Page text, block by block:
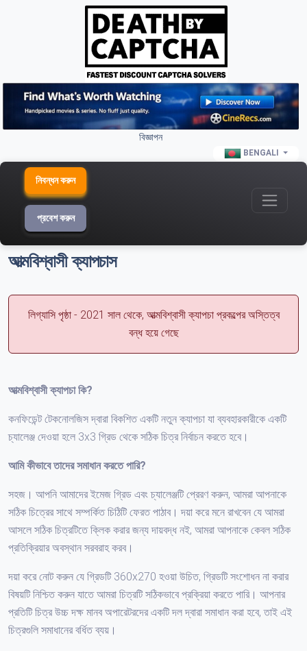
বিজ্ঞাপন
BENGALI
নিবন্ধন করুন
প্রবেশ করুন
আত্মবিশ্বাসী ক্যাপচাস
লিগ্যাসি পৃষ্ঠা - 2021 সাল থেকে, আত্মবিশ্বাসী ক্যাপচা প্রকল্পের অস্তিত্ব
বন্ধ হয়ে গেছে
আত্মবিশ্বাসী ক্যাপচা কি?
কনফিডেন্ট টেকনোলজিস দ্বারা বিকশিত একটি নতুন ক্যাপচা যা ব্যবহারকারীকে একটি
চ্যালেঞ্জ দেওয়া হলে 3x3 গ্রিড থেকে সঠিক চিত্র নির্বাচন করতে হবে।
আমি কীভাবে তাদের সমাধান করতে পারি?
সহজ। আপনি আমাদের ইমেজ গ্রিড এবং চ্যালেঞ্জটি প্রেরণ করুন, আমরা আপনাকে
সঠিক চিত্রের সাথে সম্পর্কিত চিঠিটি ফেরত পাঠাব। দয়া করে মনে রাখবেন যে আমরা
আসলে সঠিক চিত্রটিতে ক্লিক করার জন্য দায়বদ্ধ নই, আমরা আপনাকে কেবল সঠিক
প্রতিক্রিয়ার অবস্থান সরবরাহ করব।
দয়া করে নোট করুন যে গ্রিডটি 360x270 হওয়া উচিত, গ্রিডটি সংশোধন না করার
বিষয়টি নিশ্চিত করুন যাতে আমরা চিত্রটি সঠিকভাবে প্রক্রিয়া করতে পারি। আপনার
প্রতিটি চিত্র উচ্চ দক্ষ মানব অপারেটরদের একটি দল দ্বারা সমাধান করা হবে, তাই এই
চিত্রগুলি সমাধানের বর্ধিত ব্যয়।